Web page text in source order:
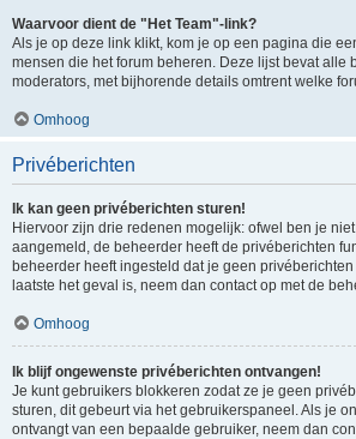
Waarvoor dient de "Het Team"-link?
Als je op deze link klikt, kom je op een pagina die
mensen die het forum beheren. Deze lijst bevat alle
moderators, met bijhorende details omtrent welke
Omhoog
Privéberichten
Ik kan geen privéberichten sturen!
Hiervoor zijn drie redenen mogelijk: ofwel ben je
aangemeld, de beheerder heeft de privéberichten
beheerder heeft ingesteld dat je geen
laatste het geval is, neem dan contact op met de
Omhoog
Ik blijf ongewenste privéberichten ontvangen!
Je kunt gebruikers blokkeren zodat ze je geen
sturen, dit gebeurt via het gebruikerspaneel. Als je
ontvangt van een bepaalde gebruiker, neem dan